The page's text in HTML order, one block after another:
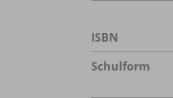
ISBN
Schulform